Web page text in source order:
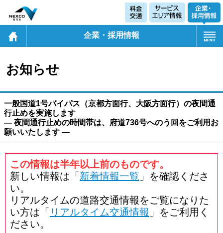
企業・採用情報
お知らせ
一般国道1号バイパス（京都方面行、大阪方面行）の夜間通
行止めを実施します
― 夜間通行止めの時間帯は、府道736号へのう回をご利用お
願いいたします ―
この情報は半年以上前のものです。
新しい情報は「 新着情報一覧 」を確認くださ
い。
リアルタイムの道路交通情報をご覧になりた
い方は「 リアルタイム交通情報 」をご利用く
ださい。